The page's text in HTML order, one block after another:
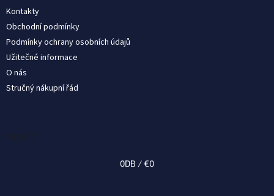
Kontakty
Obchodní podmínky
Podmínky ochrany osobních údajů
Užitečné informace
O nás
Stručný nákupní řád
Kosár
0DB /€0